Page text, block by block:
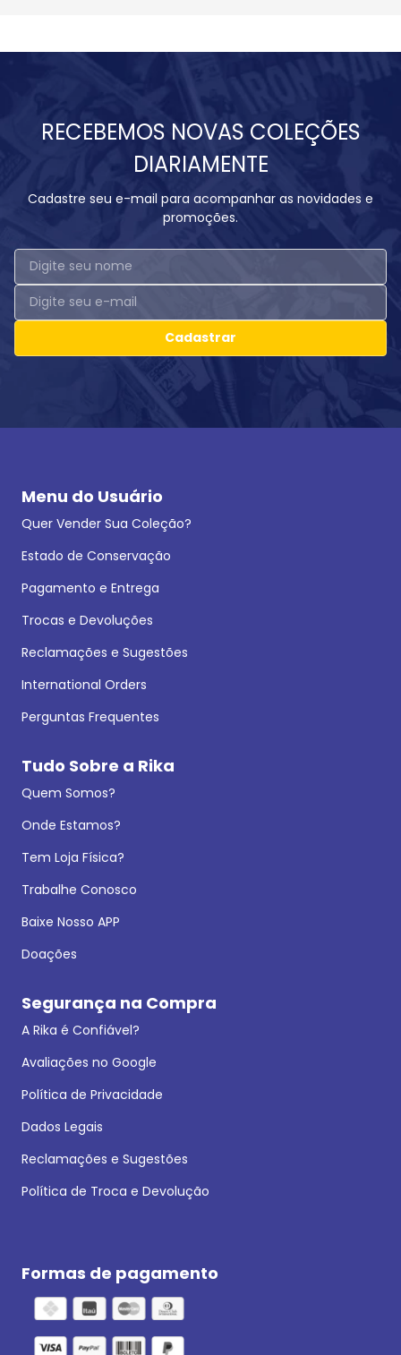
RECEBEMOS NOVAS COLEÇÕES
DIARIAMENTE
Cadastre seu e-mail para acompanhar as novidades e
promoções.
Cadastrar
Menu do Usuário
Quer Vender Sua Coleção?
Estado de Conservação
Pagamento e Entrega
Trocas e Devoluções
Reclamações e Sugestões
International Orders
Perguntas Frequentes
Tudo Sobre a Rika
Quem Somos?
Onde Estamos?
Tem Loja Física?
Trabalhe Conosco
Baixe Nosso APP
Doações
Segurança na Compra
A Rika é Confiável?
Avaliações no Google
Política de Privacidade
Dados Legais
Reclamações e Sugestões
Política de Troca e Devolução
Formas de pagamento